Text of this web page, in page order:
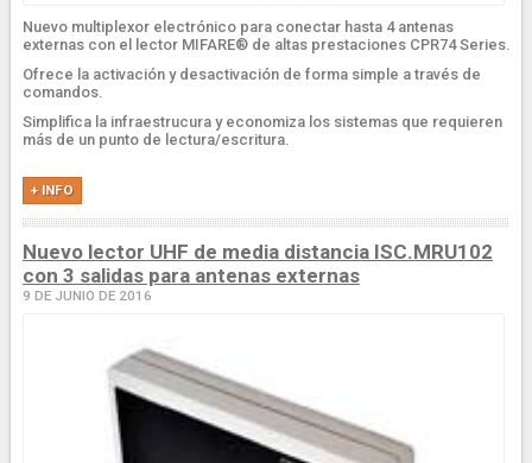
Nuevo multiplexor electrónico para conectar hasta 4 antenas
externas con el lector MIFARE® de altas prestaciones CPR74 Series.
Ofrece la activación y desactivación de forma simple a través de
comandos.
Simplifica la infraestrucura y economiza los sistemas que requieren
más de un punto de lectura/escritura.
+ INFO
Nuevo lector UHF de media distancia ISC.MRU102
con 3 salidas para antenas externas
9 DE JUNIO DE 2016